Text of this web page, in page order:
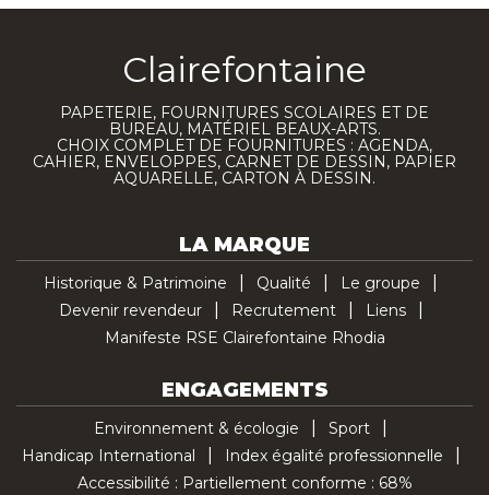
Clairefontaine
PAPETERIE, FOURNITURES SCOLAIRES ET DE
BUREAU, MATÉRIEL BEAUX-ARTS.
CHOIX COMPLET DE FOURNITURES : AGENDA,
CAHIER, ENVELOPPES, CARNET DE DESSIN, PAPIER
AQUARELLE, CARTON À DESSIN.
LA MARQUE
Historique & Patrimoine Qualité
Le groupe
Devenir revendeur
Recrutement
Liens
Manifeste RSE Clairefontaine Rhodia
ENGAGEMENTS
Environnement & écologie
Sport
Handicap International
Index égalité professionnelle
Accessibilité : Partiellement conforme : 68%